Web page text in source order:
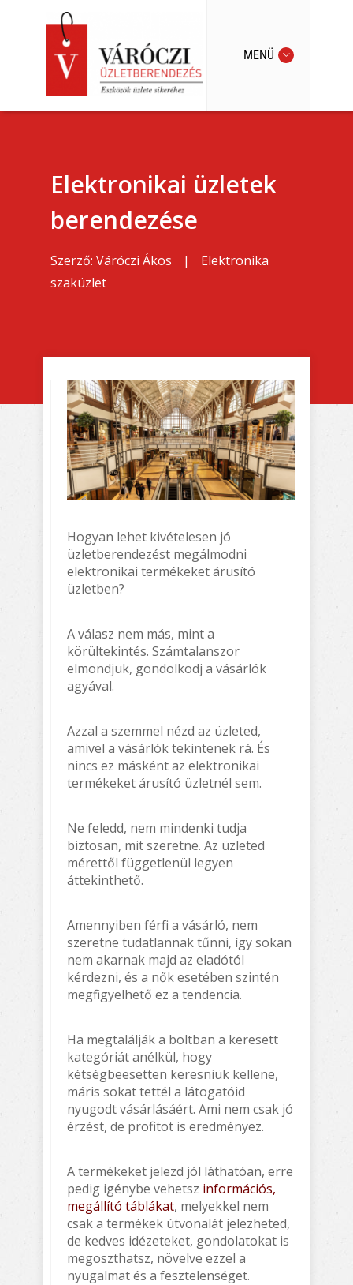
MENÜ
Elektronikai üzletek
berendezése
Szerző: Váróczi Ákos |
Elektronika
szaküzlet
Hogyan lehet kivételesen jó
üzletberendezést megálmodni
elektronikai termékeket árusító
üzletben?
A válasz nem más, mint a
körültekintés. Számtalanszor
elmondjuk, gondolkodj a vásárlók
agyával.
Azzal a szemmel nézd az üzleted,
amivel a vásárlók tekintenek rá. És
nincs ez másként az elektronikai
termékeket árusító üzletnél sem.
Ne feledd, nem mindenki tudja
biztosan, mit szeretne. Az üzleted
mérettől függetlenül legyen
áttekinthető.
Amennyiben férfi a vásárló, nem
szeretne tudatlannak tűnni, így sokan
nem akarnak majd az eladótól
kérdezni, és a nők esetében szintén
megfigyelhető ez a tendencia.
Ha megtalálják a boltban a keresett
kategóriát anélkül, hogy
kétségbeesetten keresniük kellene,
máris sokat tettél a látogatóid
nyugodt vásárlásáért. Ami nem csak jó
érzést, de profitot is eredményez.
A termékeket jelezd jól láthatóan, erre
pedig igénybe vehetsz információs,
megállító táblákat, melyekkel nem
csak a termékek útvonalát jelezheted,
de kedves idézeteket, gondolatokat is
megoszthatsz, növelve ezzel a
nyugalmat és a fesztelenséget.